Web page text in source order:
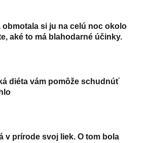
obmotala si ju na celú noc okolo
aké to má blahodarné účinky.
diéta vám pomôže schudnúť
v prírode svoj liek. O tom bola